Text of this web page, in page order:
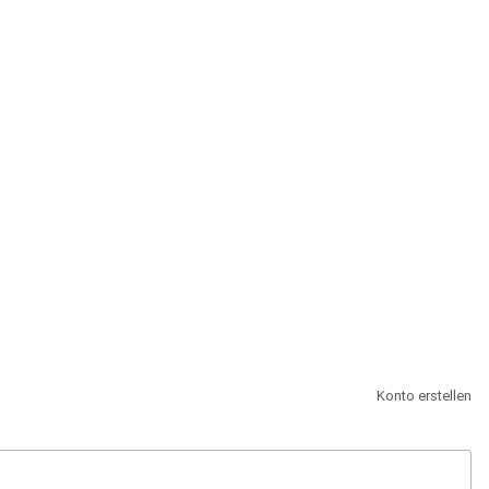
Konto erstellen